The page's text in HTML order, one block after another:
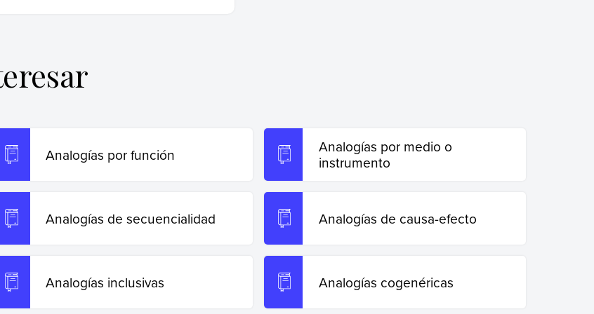
Analogías por función
Analogías por medio o
instrumento
Analogías de secuencialidad Analogías de causa-efecto
Analogías inclusivas Analogías cogenéricas